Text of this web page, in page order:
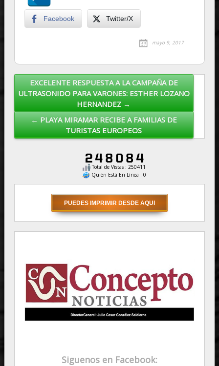
Facebook Twitter/X
mayo 9, 2017
Post navigation
EXCELENTE RESPUESTA A LA CAMPAÑA DE
ULTRASONIDO PARA VARONES: ESTHER LOZANO
HERNANDEZ →
← PLAYA MIRAMAR RECIBE A FAMILIAS DE
TURISTAS EUROPEOS
Total de Vistas : 250411
Quién Está En Línea : 0
Siguenos en Facebook: